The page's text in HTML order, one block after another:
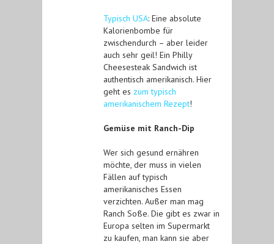
Typisch USA: Eine absolute
Kalorienbombe für
zwischendurch – aber leider
auch sehr geil! Ein Philly
Cheesesteak Sandwich ist
authentisch amerikanisch. Hier
geht es zum typisch
amerikanischem Rezept!
Gemüse mit Ranch-Dip
Wer sich gesund ernähren
möchte, der muss in vielen
Fällen auf typisch
amerikanisches Essen
verzichten. Außer man mag
Ranch Soße. Die gibt es zwar in
Europa selten im Supermarkt
zu kaufen, man kann sie aber